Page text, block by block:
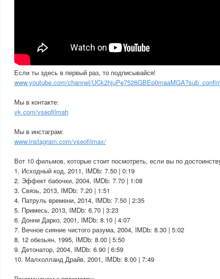
Если ты здесь в первый раз, то подписывайся!
www.youtube.com/channel/
Мы в контакте:
vk.com/vseofilmah
Мы в инстаграм:
www.instagram.com/vseofilmax/
Вот 10 фильмов, которые стоит посмотреть, если вы по
1. Исходный код, 2011, IMDb: 7.50 | 0:19
2. Эффект бабочки, 2004, IMDb: 7.70 | 1:08
3. Связь, 2013, IMDb: 7.20 | 1:51
4. Патруль времени, 2014, IMDb: 7.50 | 2:35
5. Примесь, 2013, IMDb: 6.70 | 3:23
6. Донни Дарко, 2001, IMDb: 8.10 | 4:07
7. Вечное сияние чистого разума, 2004, IMDb: 8.30 | 5:02
8. 12 обезьян, 1995, IMDb: 8.00 | 5:50
9. Детонатор, 2004, IMDb: 6.90 | 6:59
10. Малхолланд Драйв, 2001, IMDb: 8.00 | 7:49